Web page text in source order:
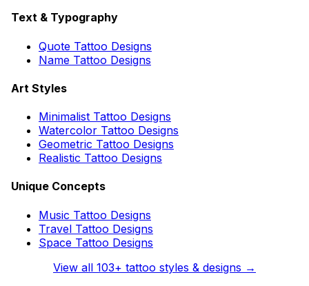
Text & Typography
Quote Tattoo Designs
Name Tattoo Designs
Art Styles
Minimalist Tattoo Designs
Watercolor Tattoo Designs
Geometric Tattoo Designs
Realistic Tattoo Designs
Unique Concepts
Music Tattoo Designs
Travel Tattoo Designs
Space Tattoo Designs
View all 103+ tattoo styles & designs →